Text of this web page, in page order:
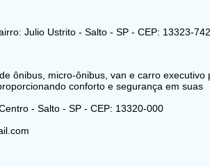
Julio Ustrito - Salto - SP - CEP: 13323-742
ônibus, micro-ônibus, van e carro executivo
conforto e segurança em suas
- Salto - SP - CEP: 13320-000